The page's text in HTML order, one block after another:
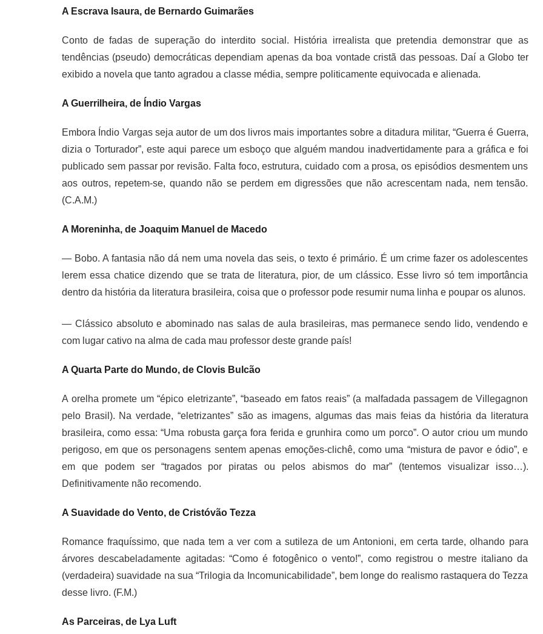
A Escrava Isaura, de Bernardo Guimarães
Conto de fadas de superação do interdito social. História irrealista que pretendia demonstrar que as
tendências (pseudo) democráticas dependiam apenas da boa vontade cristã das pessoas. Daí a Globo ter
exibido a novela que tanto agradou a classe média, sempre politicamente equivocada e alienada.
A Guerrilheira, de Índio Vargas
Embora Índio Vargas seja autor de um dos livros mais importantes sobre a ditadura militar, “Guerra é Guerra,
dizia o Torturador”, este aqui parece um esboço que alguém mandou inadvertidamente para a gráfica e foi
publicado sem passar por revisão. Falta foco, estrutura, cuidado com a prosa, os episódios desmentem uns
aos outros, repetem-se, quando não se perdem em digressões que não acrescentam nada, nem tensão.
(C.A.M.)
A Moreninha, de Joaquim Manuel de Macedo
— Bobo. A fantasia não dá nem uma novela das seis, o texto é primário. É um crime fazer os adolescentes
lerem essa chatice dizendo que se trata de literatura, pior, de um clássico. Esse livro só tem importância
dentro da história da literatura brasileira, coisa que o professor pode resumir numa linha e poupar os alunos.
— Clássico absoluto e abominado nas salas de aula brasileiras, mas permanece sendo lido, vendendo e
com lugar cativo na alma de cada mau professor deste grande país!
A Quarta Parte do Mundo, de Clovis Bulcão
A orelha promete um “épico eletrizante”, “baseado em fatos reais” (a malfadada passagem de Villegagnon
pelo Brasil). Na verdade, “eletrizantes” são as imagens, algumas das mais feias da história da literatura
brasileira, como essa: “Uma robusta garça fora ferida e grunhira como um porco”. O autor criou um mundo
perigoso, em que os personagens sentem apenas emoções-clichê, como uma “mistura de pavor e ódio”, e
em que podem ser “tragados por piratas ou pelos abismos do mar” (tentemos visualizar isso…).
Definitivamente não recomendo.
A Suavidade do Vento, de Cristóvão Tezza
Romance fraquíssimo, que nada tem a ver com a sutileza de um Antonioni, em certa tarde, olhando para
árvores descabeladamente agitadas: “Como é fotogênico o vento!”, como registrou o mestre italiano da
(verdadeira) suavidade na sua “Trilogia da Incomunicabilidade”, bem longe do realismo rastaquera do Tezza
desse livro. (F.M.)
As Parceiras, de Lya Luft